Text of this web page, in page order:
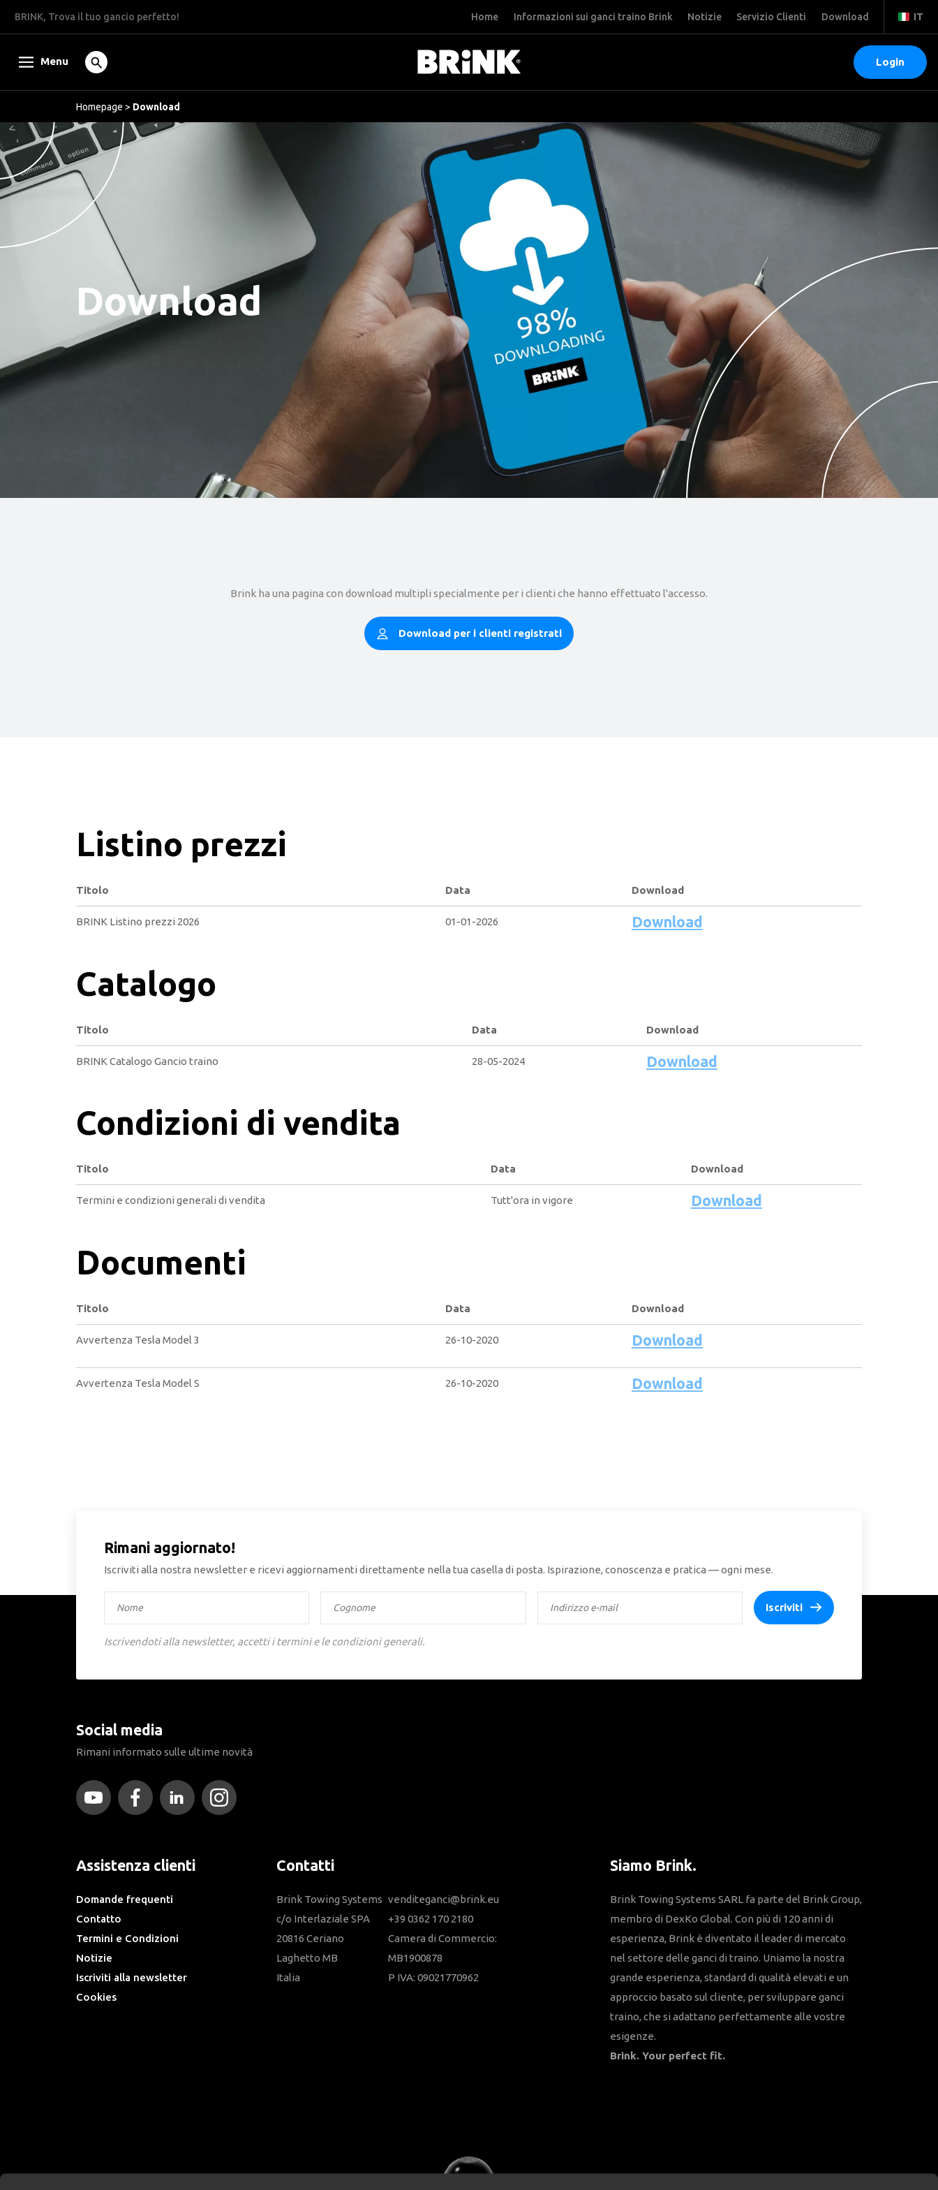
BRINK, Trova il tuo gancio perfetto! Home Informazioni sui ganci traino Brink Notizie Servizio Clienti Download IT
Menu Login
Homepage > Download
Download
Brink ha una pagina con download multipli specialmente per i clienti che hanno effettuato l'accesso.
Download per i clienti registrati
Listino prezzi
Titolo Data Download
BRINK Listino prezzi 2026 01-01-2026 Download
Catalogo
Titolo Data Download
BRINK Catalogo Gancio traino 28-05-2024 Download
Condizioni di vendita
Titolo Data Download
Termini e condizioni generali di vendita Tutt'ora in vigore Download
Documenti
Titolo Data Download
Avvertenza Tesla Model 3 26-10-2020 Download
Avvertenza Tesla Model S 26-10-2020 Download
Rimani aggiornato!
Iscriviti alla nostra newsletter e ricevi aggiornamenti direttamente nella tua casella di posta. Ispirazione, conoscenza e pratica — ogni mese.
Iscriviti
Iscrivendoti alla newsletter, accetti i termini e le condizioni generali.
Social media
Rimani informato sulle ultime novità
Assistenza clienti
Domande frequenti
Contatto
Termini e Condizioni
Notizie
Iscriviti alla newsletter
Cookies
Contatti
Brink Towing Systems
c/o Interlaziale SPA
20816 Ceriano
Laghetto MB
Italia
venditeganci@brink.eu
+39 0362 170 2180
Camera di Commercio:
MB1900878
P IVA: 09021770962
Siamo Brink.
Brink Towing Systems SARL fa parte del Brink Group,
membro di DexKo Global. Con più di 120 anni di
esperienza, Brink è diventato il leader di mercato
nel settore delle ganci di traino. Uniamo la nostra
grande esperienza, standard di qualità elevati e un
approccio basato sul cliente, per sviluppare ganci
traino, che si adattano perfettamente alle vostre
esigenze.
Brink. Your perfect fit.